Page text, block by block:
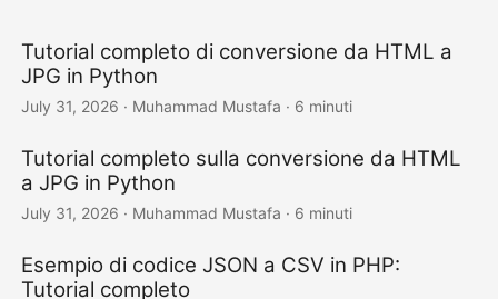
Tutorial completo di conversione da HTML a
JPG in Python
July 31, 2026 · Muhammad Mustafa · 6 minuti
Tutorial completo sulla conversione da HTML
a JPG in Python
July 31, 2026 · Muhammad Mustafa · 6 minuti
Esempio di codice JSON a CSV in PHP:
Tutorial completo